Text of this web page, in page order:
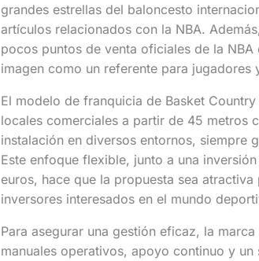
grandes estrellas del baloncesto
artículos relacionados con la NBA.
pocos puntos de venta oficiales de la
imagen como un referente para jugadores
El modelo de franquicia de Basket
locales comerciales a partir de 45 metros
instalación en diversos entornos, siempre
Este enfoque flexible, junto a una
euros, hace que la propuesta sea
inversores interesados en el mundo
Para asegurar una gestión eficaz, la
manuales operativos, apoyo continuo y